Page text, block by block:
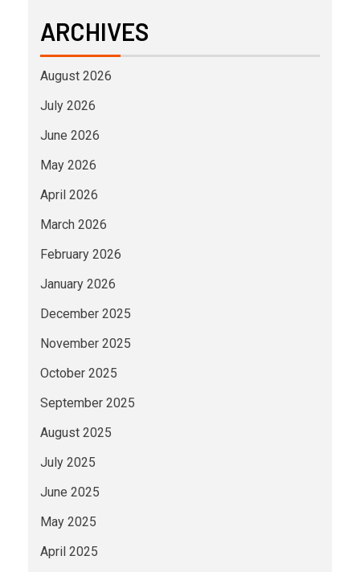
ARCHIVES
August 2026
July 2026
June 2026
May 2026
April 2026
March 2026
February 2026
January 2026
December 2025
November 2025
October 2025
September 2025
August 2025
July 2025
June 2025
May 2025
April 2025